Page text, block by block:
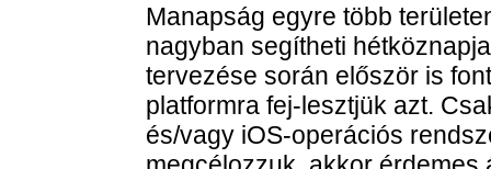
Manapság egyre több
nagyban segítheti
tervezése során először is
platformra fej-lesztjük azt.
és/vagy iOS-operációs